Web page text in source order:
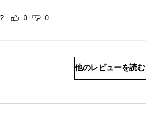
0 0
他のレビューを読む